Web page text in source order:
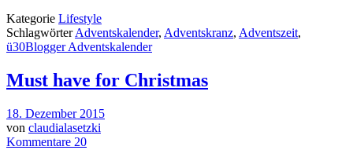
Kategorie Lifestyle
SchlagwörterAdventskalender, Adventskranz, Adventszeit,
ü30Blogger Adventskalender
Must have for Christmas
18. Dezember 2015
von claudialasetzki
Kommentare 20